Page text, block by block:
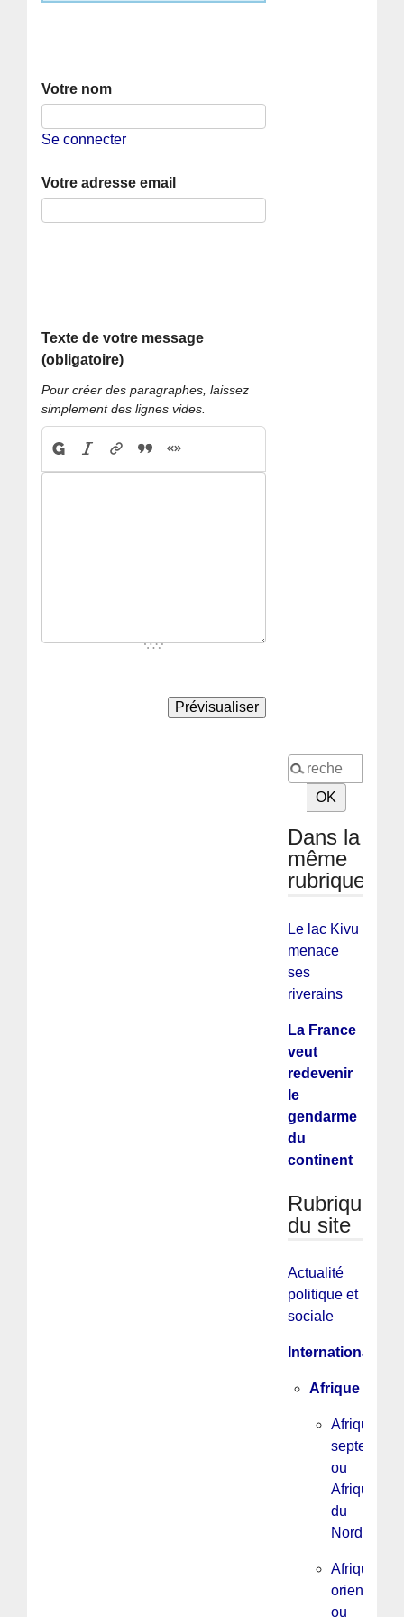
Votre nom
Se connecter
Votre adresse email
Texte de votre message
(obligatoire)
Pour créer des paragraphes, laissez
simplement des lignes vides.
Dans la
même
rubrique
Le lac Kivu
menace
ses
riverains
La France
veut
redevenir
le
gendarme
du
continent
Rubriques
du site
Actualité
politique et
sociale
International
Afrique
Afrique
ou
Afrique
du
Nord
Afrique
orientale
ou